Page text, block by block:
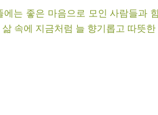
는 좋은 마음으로 모인 사람들과
속에 지금처럼 늘 향기롭고 따뜻